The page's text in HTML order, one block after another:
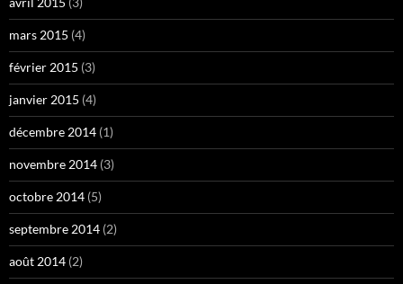
mars 2015 (4)
février 2015 (3)
janvier 2015 (4)
décembre 2014 (1)
novembre 2014 (3)
octobre 2014 (5)
septembre 2014 (2)
août 2014 (2)